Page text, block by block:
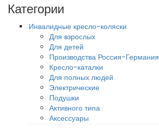
Категории
Инвалидные кресло-коляски
Для взрослых
Для детей
Производства Россия-Германия
Кресло-каталки
Для полных людей
Электрические
Подушки
Активного типа
Аксессуары